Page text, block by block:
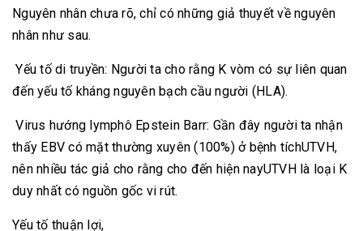
Nguyên nhân chưa rõ, chỉ có những giả thuyết về nguyên
nhân như sau.
Yếu tố di truyền: Người ta cho rằng K vòm có sự liên quan
đến yếu tố kháng nguyên bạch cầu người (HLA).
Virus hướng lymphô Epstein Barr: Gần đây người ta nhận
thấy EBV có mặt thường xuyên (100%) ở bệnh tíchUTVH,
nên nhiều tác giả cho rằng cho đến hiện nayUTVH là loại K
duy nhất có nguồn gốc vi rút.
Yếu tố thuận lợi,